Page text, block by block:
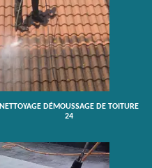
NETTOYAGE DÉMOUSSAGE DE TOITURE
24